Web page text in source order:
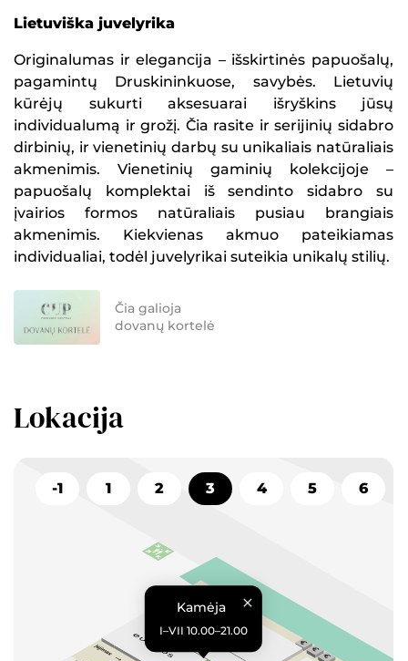
Lietuviška juvelyrika
Originalumas ir elegancija – išskirtinės papuošalų,
pagamintų Druskininkuose, savybės. Lietuvių
kūrėjų sukurti aksesuarai išryškins jūsų
individualumą ir grožį. Čia rasite ir serijinių sidabro
dirbinių, ir vienetinių darbų su unikaliais natūraliais
akmenimis. Vienetinių gaminių kolekcijoje –
papuošalų komplektai iš sendinto sidabro su
įvairios formos natūraliais pusiau brangiais
akmenimis. Kiekvienas akmuo pateikiamas
individualiai, todėl juvelyrikai suteikia unikalų stilių.
Čia galioja
dovanų kortelė
Lokacija
Kamėja
I–VII 10.00–21.00
6
5
4
3
2
1
-1